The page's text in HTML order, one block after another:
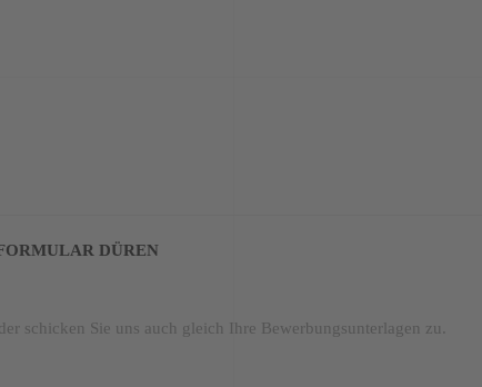
DÜREN
schicken Sie uns auch gleich Ihre Bewerbungsunterlagen zu.